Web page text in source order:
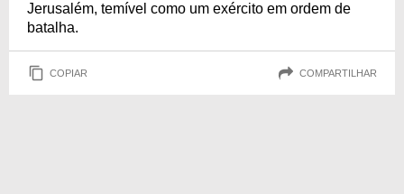
Jerusalém, temível como um exército em ordem de
batalha.
COPIAR COMPARTILHAR